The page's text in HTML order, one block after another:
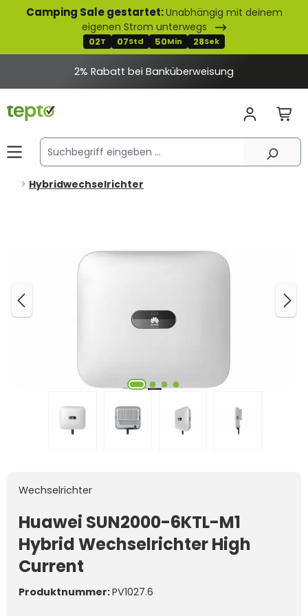
springen
Camping Sale gestartet:Unabhängig mit deinem
eigenen Strom unterwegs
02T 07Std 50Min 28Sek
2% Rabatt bei Banküberweisung
Hybridwechselrichter
Wechselrichter
Huawei SUN2000-6KTL-M1
Hybrid Wechselrichter High
Current
Produktnummer:PV1027.6